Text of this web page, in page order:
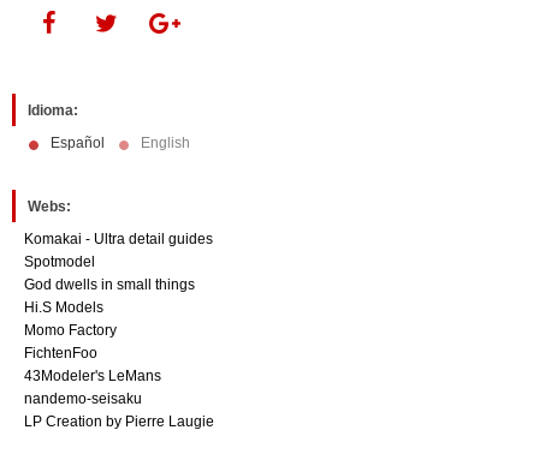
Idioma:
Español
English
Webs:
Komakai - Ultra detail guides
Spotmodel
God dwells in small things
Hi.S Models
Momo Factory
FichtenFoo
43Modeler's LeMans
nandemo-seisaku
LP Creation by Pierre Laugie